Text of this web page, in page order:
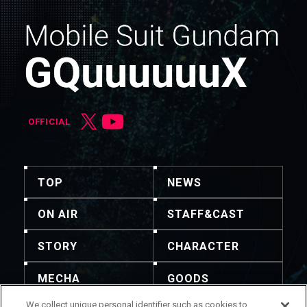
OFFICIAL
TOP NEWS
ON AIR STAFF&CAST
STORY CHARACTER
MECHA GOODS
We collect unique personal identifier such as cookies to